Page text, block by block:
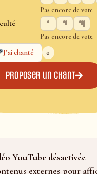
Pas encore de vote
Pas encore de vote
J’ai chanté
0
Proposer un chant
YouTube désactivée
externes pour